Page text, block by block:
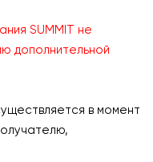
SUMMIT не
дополнительной
в момент